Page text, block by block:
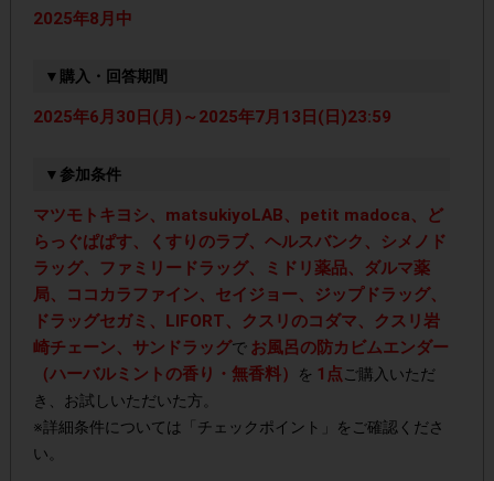
2025年8月中
▼購入・回答期間
2025年6月30日(月)～2025年7月13日(日)23:59
▼参加条件
マツモトキヨシ、matsukiyoLAB、petit madoca、ど
らっぐぱぱす、くすりのラブ、ヘルスバンク、シメノド
ラッグ、ファミリードラッグ、ミドリ薬品、ダルマ薬
局、ココカラファイン、セイジョー、ジップドラッグ、
ドラッグセガミ、LIFORT、クスリのコダマ、クスリ岩
崎チェーン、サンドラッグで お風呂の防カビムエンダー
（ハーバルミントの香り・無香料）
を 1点ご購入いただ
き、お試しいただいた方。
※詳細条件については「チェックポイント」をご確認くださ
い。